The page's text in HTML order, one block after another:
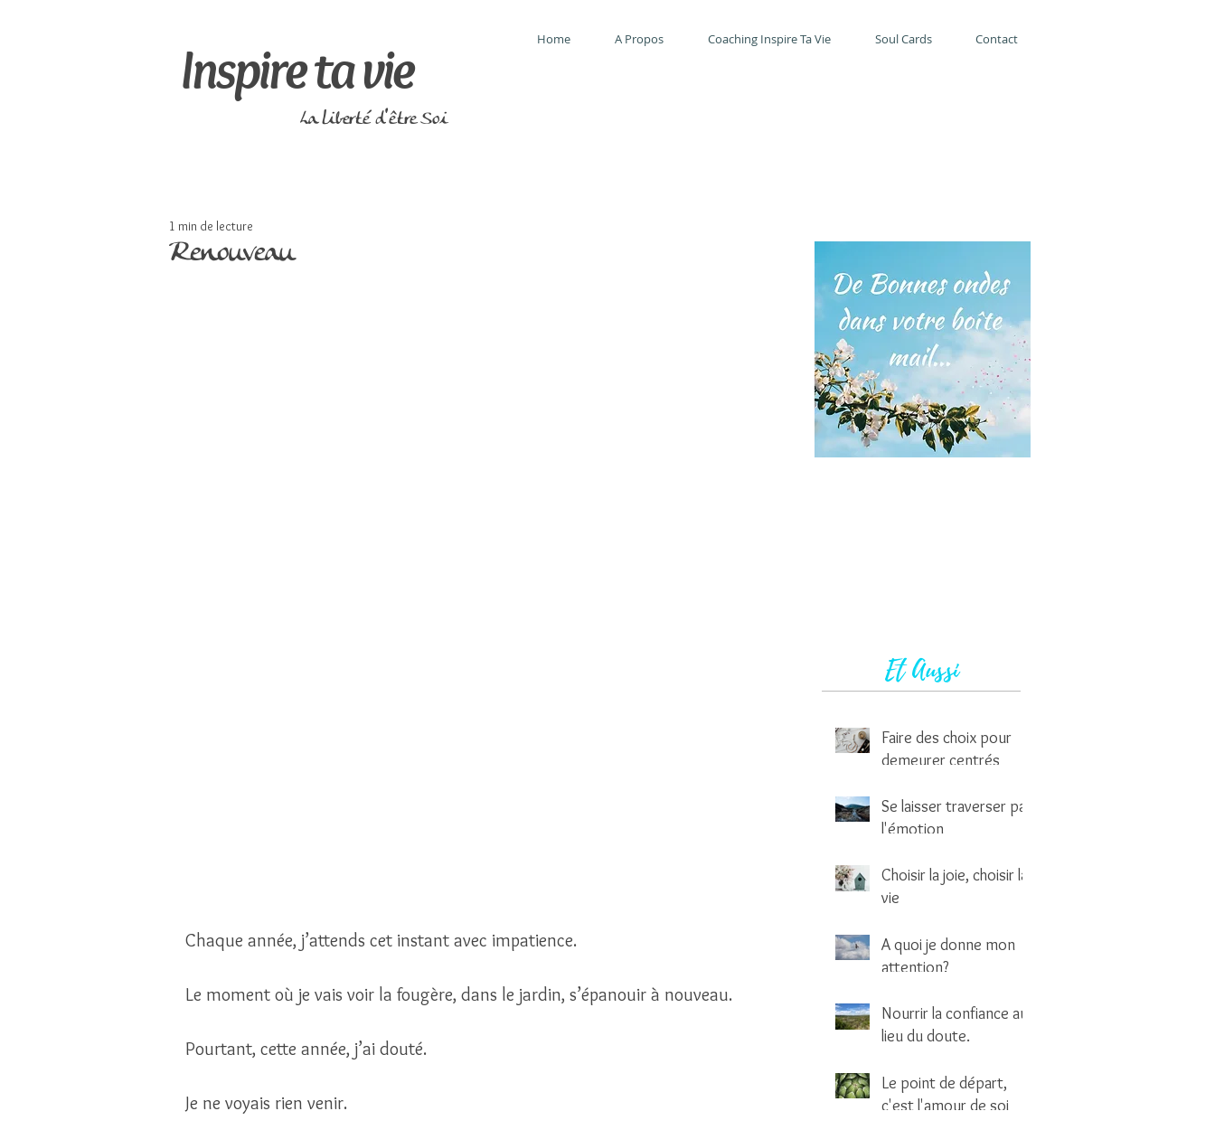
Home A Propos Coaching Inspire Ta Vie Soul Cards Contact
Inspire ta vie
La liberté d'être Soi
Renouveau
1 min de lecture
Chaque année, j’attends cet instant avec impatience.
Le moment où je vais voir la fougère, dans le jardin, s’épanouir à nouveau.
Pourtant, cette année, j’ai douté.
Je ne voyais rien venir.
Et Aussi
Faire des choix pour
demeurer centrés
Se laisser traverser par
l'émotion
Choisir la joie, choisir la
vie
A quoi je donne mon
attention?
Nourrir la confiance au
lieu du doute.
Le point de départ,
c'est l'amour de soi